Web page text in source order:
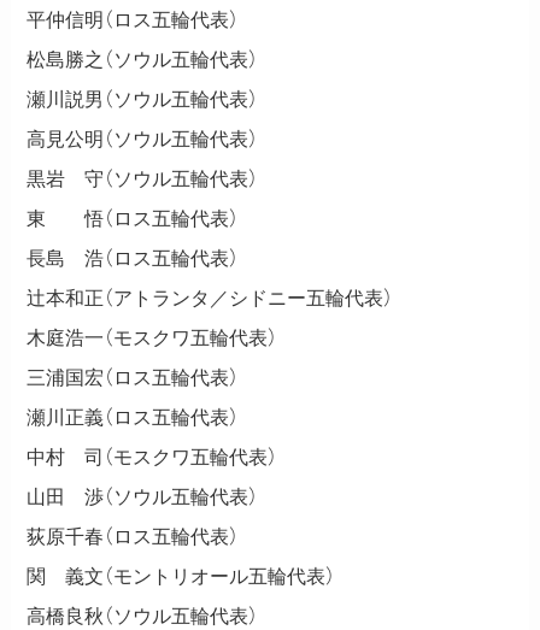
平仲信明（ロス五輪代表）
松島勝之（ソウル五輪代表）
瀬川説男（ソウル五輪代表）
高見公明（ソウル五輪代表）
黒岩 守（ソウル五輪代表）
東 悟（ロス五輪代表）
長島 浩（ロス五輪代表）
辻本和正（アトランタ／シドニー五輪代表）
木庭浩一（モスクワ五輪代表）
三浦国宏（ロス五輪代表）
瀬川正義（ロス五輪代表）
中村 司（モスクワ五輪代表）
山田 渉（ソウル五輪代表）
荻原千春（ロス五輪代表）
関 義文（モントリオール五輪代表）
高橋良秋（ソウル五輪代表）